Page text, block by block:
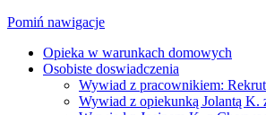
Pomiń nawigacje
Opieka w warunkach domowych
Osobiste doswiadczenia
Wywiad z pracownikiem:
Wywiad z opiekunką Jolantą